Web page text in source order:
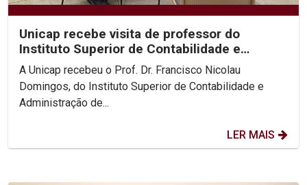
Unicap recebe visita de professor do
Instituto Superior de Contabilidade e
Administração de Lisboa
A Unicap recebeu o Prof. Dr. Francisco Nicolau
Domingos, do Instituto Superior de Contabilidade e
Administração de...
LER MAIS